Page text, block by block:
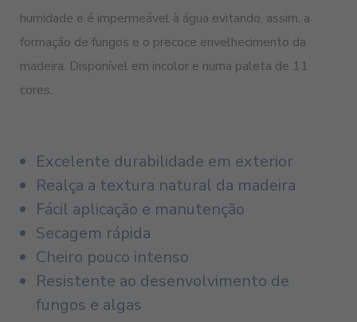
humidade e é impermeável à água evitando, assim, a
formação de fungos e o precoce envelhecimento da
madeira. Disponível em incolor e numa paleta de 11
cores.
Excelente durabilidade em exterior
Realça a textura natural da madeira
Fácil aplicação e manutenção
Secagem rápida
Cheiro pouco intenso
Resistente ao desenvolvimento de
fungos e algas